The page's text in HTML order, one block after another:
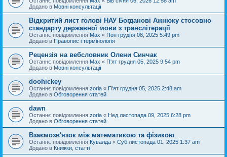
Додано в Мовні консультації
Відкритий лист голові НАУ Богданові Ажнюку стосовно
стандарту державної мови з транслітерації
Останнє повідомлення Max « Пон грудня 08, 2025 5:49 pm
Додано в Правопис і термінологія
Рецензія на вебсловник Олени Синчак
Останнє повідомлення Max « П'ят грудня 05, 2025 9:54 pm
Додано в Мовні консультації
doohickey
Останнє повідомлення zoria « П'ят грудня 05, 2025 2:48 am
Додано в Обговорення статей
dawn
Останнє повідомлення zoria « Нед листопада 09, 2025 6:28 pm
Додано в Обговорення статей
Взаємозв'язок між математикою та фізикою
Останнє повідомлення Кувалда « Суб листопада 01, 2025 1:37 am
Додано в Книжки, статті